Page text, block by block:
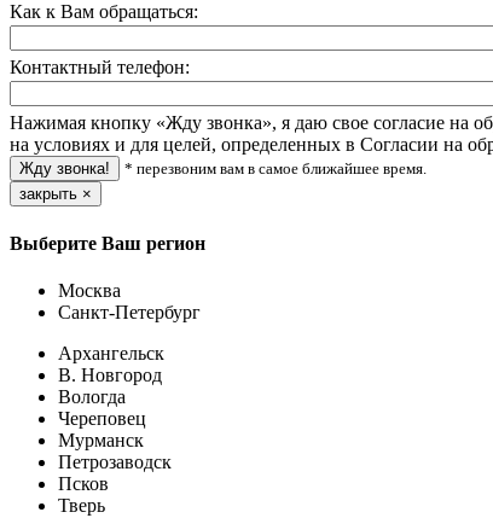
Как к Вам обращаться:
Контактный телефон:
Нажимая кнопку «Жду звонка», я даю свое согласие на
на условиях и для целей, определенных в Согласии на
* перезвоним вам в самое ближайшее время.
закрыть ×
Выберите Ваш регион
Москва
Санкт-Петербург
Архангельск
В. Новгород
Вологда
Череповец
Мурманск
Петрозаводск
Псков
Тверь